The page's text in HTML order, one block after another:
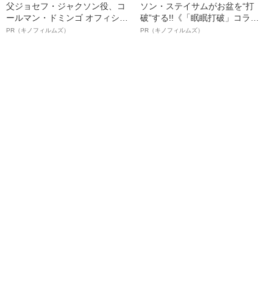
父ジョセフ・ジャクソン役、コ
ールマン・ドミンゴ オフィシャ
ルインタビュー“観客を魅了した
PR（キノフィルムズ）
ソン・ステイサムがお盆を“打
破”する!!《「眠眠打破」コラ
ボ》
PR（キノフィルムズ）